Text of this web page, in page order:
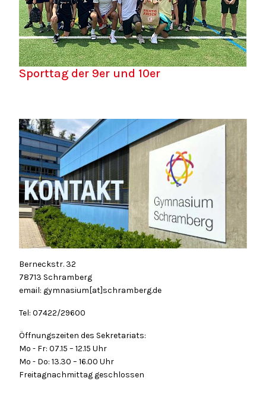
Sporttag der 9er und 10er
Berneckstr. 32
78713 Schramberg
email: gymnasium[at]schramberg.de
Tel: 07422/29600
Öffnungszeiten des Sekretariats:
Mo - Fr: 07.15 – 12.15 Uhr
Mo - Do: 13.30 – 16.00 Uhr
Freitagnachmittag geschlossen